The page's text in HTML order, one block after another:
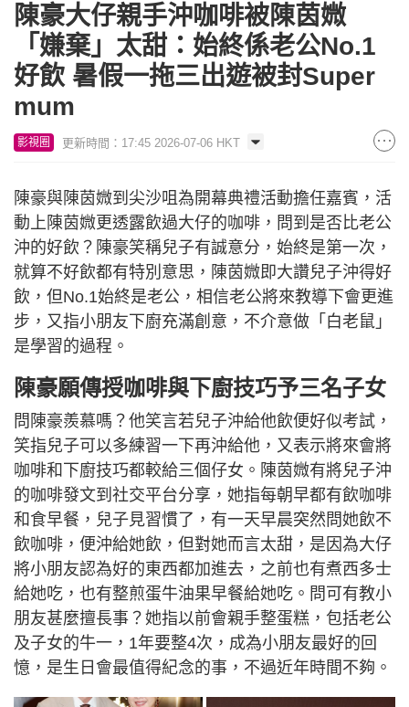
陳豪大仔親手沖咖啡被陳茵媺
「嫌棄」太甜：始終係老公No.1
好飲 暑假一拖三出遊被封Super
mum
影視圈 更新時間：17:45 2026-07-06 HKT
陳豪與陳茵媺到尖沙咀為開幕典禮活動擔任嘉賓，活
動上陳茵媺更透露飲過大仔的咖啡，問到是否比老公
沖的好飲？陳豪笑稱兒子有誠意分，始終是第一次，
就算不好飲都有特別意思，陳茵媺即大讚兒子沖得好
飲，但No.1始終是老公，相信老公將來教導下會更進
步，又指小朋友下廚充滿創意，不介意做「白老鼠」
是學習的過程。
陳豪願傳授咖啡與下廚技巧予三名子女
問陳豪羨慕嗎？他笑言若兒子沖給他飲便好似考試，
笑指兒子可以多練習一下再沖給他，又表示將來會將
咖啡和下廚技巧都較給三個仔女。陳茵媺有將兒子沖
的咖啡發文到社交平台分享，她指每朝早都有飲咖啡
和食早餐，兒子見習慣了，有一天早晨突然問她飲不
飲咖啡，便沖給她飲，但對她而言太甜，是因為大仔
將小朋友認為好的東西都加進去，之前也有煮西多士
給她吃，也有整煎蛋牛油果早餐給她吃。問可有教小
朋友甚麼擅長事？她指以前會親手整蛋糕，包括老公
及子女的牛一，1年要整4次，成為小朋友最好的回
憶，是生日會最值得紀念的事，不過近年時間不夠。